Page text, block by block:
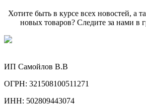
Хотите быть в курсе всех новостей, а
новых товаров? Следите за нами в
ИП Самойлов В.В
ОГРН: 321508100511271
ИНН: 502809443074